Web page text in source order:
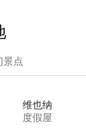
景点
维也纳
度假屋